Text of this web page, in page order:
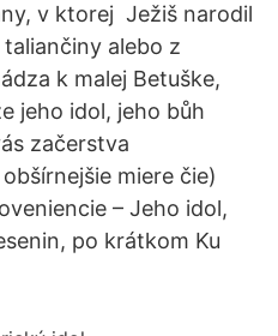
v ktorej Ježiš narodil
alebo z
k malej Betuške,
jeho idol, jeho bůh
začerstva
miere čie)
– Jeho idol,
po krátkom Ku